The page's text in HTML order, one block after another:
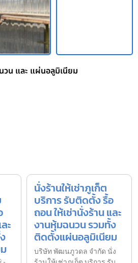
วน และ แผ่นอลูมิเนียม
ะ
นั่งร้านให้เช่าภูเก็ต
บริการ รับติดตั้ง รื้อ
ถอน ให้เช่านั่งร้าน และ
งานหุ้มฉนวน รวมทั้ง
ติดตั้งแผ่นอลูมิเนียม
บริษัท พัฒนภูวดล จำกัด นั่ง